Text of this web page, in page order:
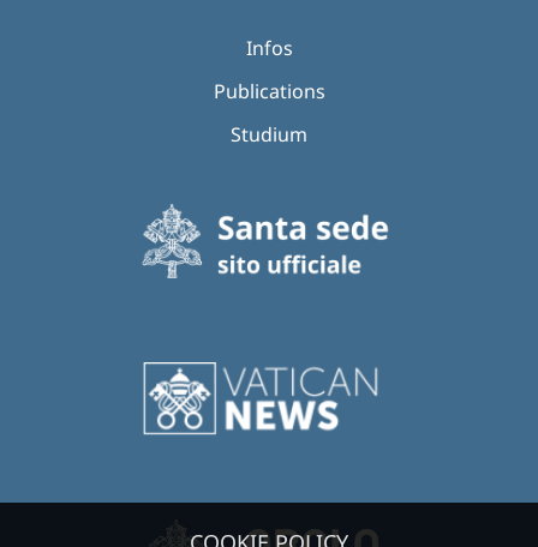
Infos
Publications
Studium